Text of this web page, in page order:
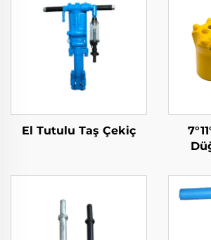
El Tutulu Taş Çekiç